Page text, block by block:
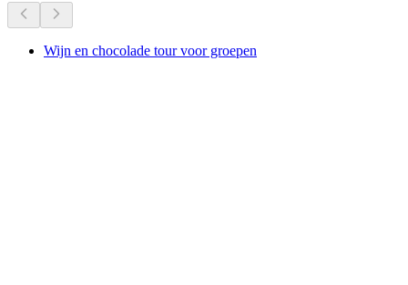
Wijn en chocolade tour voor groepen